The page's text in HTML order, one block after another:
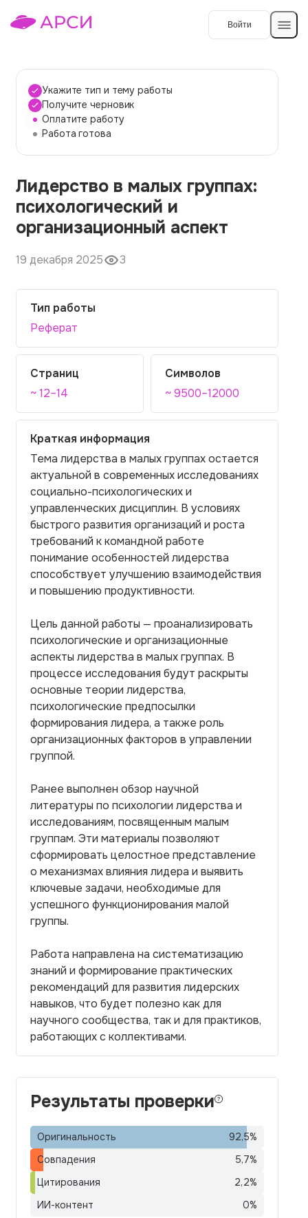
Войти
Темы работ
О сервисе
О компании
Наши гарантии
Вопросы и ответы
Контакты
Укажите тип и тему работы
Получите черновик
Оплатите работу
Работа готова
Лидерство в малых группах:
психологический и
организационный аспект
19 декабря 2025 3
Тип работы
Реферат
Страниц
~ 12–14
Символов
~ 9500–12000
Краткая информация
Тема лидерства в малых группах остается
актуальной в современных исследованиях
социально-психологических и
управленческих дисциплин. В условиях
быстрого развития организаций и роста
требований к командной работе
понимание особенностей лидерства
способствует улучшению взаимодействия
и повышению продуктивности.
Цель данной работы — проанализировать
психологические и организационные
аспекты лидерства в малых группах. В
процессе исследования будут раскрыты
основные теории лидерства,
психологические предпосылки
формирования лидера, а также роль
организационных факторов в управлении
группой.
Ранее выполнен обзор научной
литературы по психологии лидерства и
исследованиям, посвященным малым
группам. Эти материалы позволяют
сформировать целостное представление
о механизмах влияния лидера и выявить
ключевые задачи, необходимые для
успешного функционирования малой
группы.
Работа направлена на систематизацию
знаний и формирование практических
рекомендаций для развития лидерских
навыков, что будет полезно как для
научного сообщества, так и для практиков,
работающих с коллективами.
Результаты проверки
Оригинальность 92,5%
Совпадения
5,7%
Цитирования
2,2%
ИИ-контент
0%